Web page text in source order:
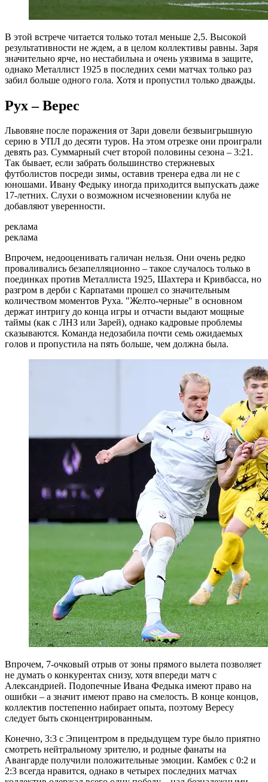
В этой встрече читается только тотал меньше 2,5. Высокой
результативности не ждем, а в целом коллективы равны. Заря
значительно ярче, но нестабильна и очень уязвима в защите,
однако Металлист 1925 в последних семи матчах только раз
забил больше одного гола. Хотя и пропустил только дважды.
Рух – Верес
Львовяне после поражения от Зари довели безвыигрышную
серию в УПЛ до десяти туров. На этом отрезке они проиграли
девять раз. Суммарный счет второй половины сезона – 3:21.
Так бывает, если забрать большинство стержневых
футболистов посреди зимы, оставив тренера едва ли не с
юношами. Ивану Федыку иногда приходится выпускать даже
17-летних. Слухи о возможном исчезновении клуба не
добавляют уверенности.
реклама
реклама
Впрочем, недооценивать галичан нельзя. Они очень редко
проваливались безапелляционно – такое случалось только в
поединках против Металлиста 1925, Шахтера и Кривбасса, но
разгром в дерби с Карпатами прошел со значительным
количеством моментов Руха. "Желто-черные" в основном
держат интригу до конца игры и отчасти выдают мощные
таймы (как с ЛНЗ или Зарей), однако кадровые проблемы
сказываются. Команда недозабила почти семь ожидаемых
голов и пропустила на пять больше, чем должна была.
Впрочем, 7-очковый отрыв от зоны прямого вылета позволяет
не думать о конкурентах снизу, хотя впереди матч с
Александрией. Подопечные Ивана Федыка имеют право на
ошибки – а значит имеют право на смелость. В конце концов,
коллектив постепенно набирает опыта, поэтому Вересу
следует быть сконцентрированным.
Конечно, 3:3 с Эпицентром в предыдущем туре было приятно
смотреть нейтральному зрителю, и родные фанаты на
Авангарде получили положительные эмоции. Камбек с 0:2 и
2:3 всегда нравится, однако в четырех последних матчах